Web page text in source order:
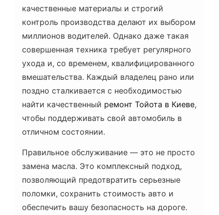
качественные материалы и строгий
контроль производства делают их выбором
миллионов водителей. Однако даже такая
совершенная техника требует регулярного
ухода и, со временем, квалифицированного
вмешательства. Каждый владелец рано или
поздно сталкивается с необходимостью
найти качественный ремонт Тойота в Киеве,
чтобы поддерживать свой автомобиль в
отличном состоянии.
Правильное обслуживание — это не просто
замена масла. Это комплексный подход,
позволяющий предотвратить серьезные
поломки, сохранить стоимость авто и
обеспечить вашу безопасность на дороге.